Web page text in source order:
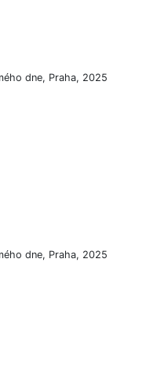
dne, Praha, 2025
dne, Praha, 2025